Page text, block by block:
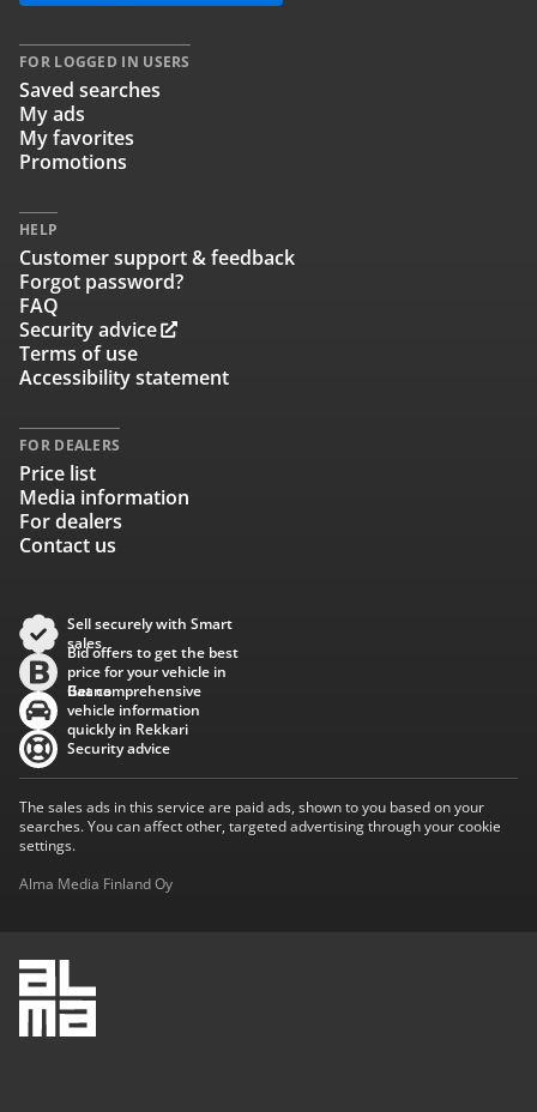
FOR LOGGED IN USERS
Saved searches
My ads
My favorites
Promotions
HELP
Customer support & feedback
Forgot password?
FAQ
Security advice
Terms of use
Accessibility statement
FOR DEALERS
Price list
Media information
For dealers
Contact us
Sell securely with Smart
sales
Bid offers to get the best
price for your vehicle in
Baana
Get comprehensive
vehicle information
quickly in Rekkari
Security advice
The sales ads in this service are paid ads, shown to you based on your
searches. You can affect other, targeted advertising through your cookie
settings.
Alma Media Finland Oy